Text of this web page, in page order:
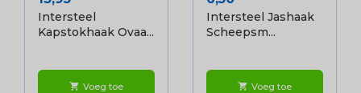
Intersteel
Kapstokhaak Ovaa...
shopping_cart Voeg toe
Intersteel Jashaak
Scheepsm...
shopping_cart Voeg toe